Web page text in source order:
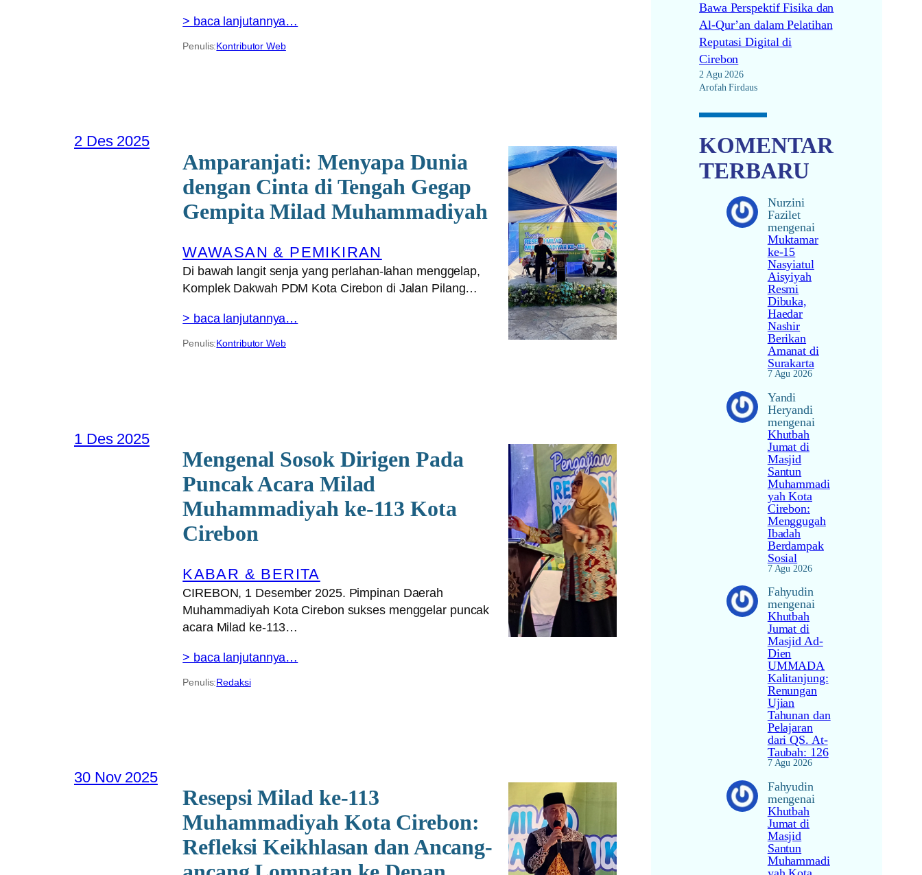
> baca lanjutannya…
Penulis:Kontributor Web
2 Des 2025
Amparanjati: Menyapa Dunia
dengan Cinta di Tengah Gegap
Gempita Milad Muhammadiyah
WAWASAN & PEMIKIRAN
Di bawah langit senja yang perlahan-lahan menggelap,
Komplek Dakwah PDM Kota Cirebon di Jalan Pilang…
> baca lanjutannya…
Penulis:Kontributor Web
1 Des 2025
Mengenal Sosok Dirigen Pada
Puncak Acara Milad
Muhammadiyah ke-113 Kota
Cirebon
KABAR & BERITA
CIREBON, 1 Desember 2025. Pimpinan Daerah
Muhammadiyah Kota Cirebon sukses menggelar puncak
acara Milad ke-113…
> baca lanjutannya…
Penulis:Redaksi
30 Nov 2025
Resepsi Milad ke-113
Muhammadiyah Kota Cirebon:
Refleksi Keikhlasan dan Ancang-
Bawa Perspektif Fisika dan
Al-Qur’an dalam Pelatihan
Reputasi Digital di
Cirebon
2 Agu 2026
Arofah Firdaus
KOMENTAR
TERBARU
Nurzini
Fazilet
mengenai
Muktamar
ke-15
Nasyiatul
Aisyiyah
Resmi
Dibuka,
Haedar
Nashir
Berikan
Amanat di
Surakarta
7 Agu 2026
Yandi
Heryandi
mengenai
Khutbah
Jumat di
Masjid
Santun
Muhammadi
yah Kota
Cirebon:
Menggugah
Ibadah
Berdampak
Sosial
7 Agu 2026
Fahyudin
mengenai
Khutbah
Jumat di
Masjid Ad-
Dien
UMMADA
Kalitanjung:
Renungan
Ujian
Tahunan dan
Pelajaran
dari QS. At-
Taubah: 126
7 Agu 2026
Fahyudin
mengenai
Khutbah
Jumat di
Masjid
Santun
Muhammadi